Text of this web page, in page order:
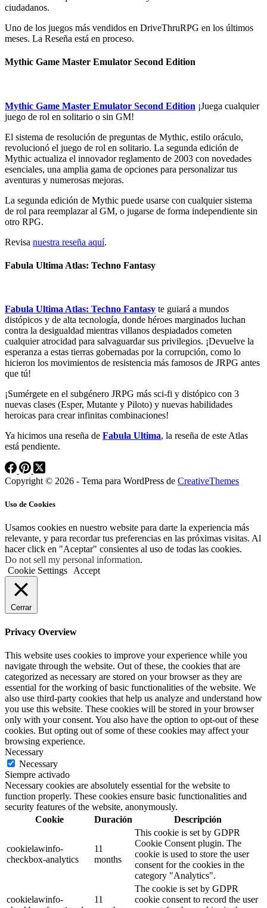
ciudadanos.
Uno de los juegos más vendidos en DriveThruRPG en los últimos
meses. La Reseña está en proceso.
Mythic Game Master Emulator Second Edition
Mythic Game Master Emulator Second Edition ¡Juega cualquier
juego de rol en solitario o sin GM!
El sistema de resolución de preguntas de Mythic, estilo oráculo,
revolucionó el juego de rol en solitario. La segunda edición de
Mythic actualiza el innovador reglamento de 2003 con novedades
esenciales, una amplia gama de opciones para personalizar tus
aventuras y numerosas mejoras.
La segunda edición de Mythic puede usarse con cualquier sistema
de rol para reemplazar al GM, o jugarse de forma independiente sin
otro RPG.
Revisa nuestra reseña aquí.
Fabula Ultima Atlas: Techno Fantasy
Fabula Ultima Atlas: Techno Fantasy te guiará a mundos
distópicos y de alta tecnología, donde héroes marginados luchan
contra la desigualdad mientras villanos despiadados cometen
cualquier atrocidad para salvaguardar sus privilegios. ¡Devuelve la
esperanza a estas tierras gobernadas por la corrupción, como lo
hicieron los movimientos de resistencia más famosos de JRPG antes
que tú!
¡Sumérgete en el subgénero JRPG más sci-fi y distópico con 3
nuevas clases (Esper, Mutante y Piloto) y nuevas habilidades
heroicas para crear infinitas combinaciones!
Ya hicimos una reseña de Fabula Ultima, la reseña de este Atlas
está pendiente.
Copyright © 2026 - Tema para WordPress de CreativeThemes
Uso de Cookies
Usamos cookies en nuestro website para darte la experiencia más
relevante, y para recordar tus preferencias en las próximas visitas. Al
hacer click en "Aceptar" consientes al uso de todas las cookies.
Do not sell my personal information.
Cookie Settings Accept
Cerrar
Privacy Overview
This website uses cookies to improve your experience while you
navigate through the website. Out of these, the cookies that are
categorized as necessary are stored on your browser as they are
essential for the working of basic functionalities of the website. We
also use third-party cookies that help us analyze and understand how
you use this website. These cookies will be stored in your browser
only with your consent. You also have the option to opt-out of these
cookies. But opting out of some of these cookies may affect your
browsing experience.
Necessary
Necessary
Siempre activado
Necessary cookies are absolutely essential for the website to
function properly. These cookies ensure basic functionalities and
security features of the website, anonymously.
Cookie
Duración Descripción
cookielawinfo-
checkbox-analytics
11
months
This cookie is set by GDPR
Cookie Consent plugin. The
cookie is used to store the user
consent for the cookies in the
category "Analytics".
cookielawinfo-
11
The cookie is set by GDPR
cookie consent to record the user